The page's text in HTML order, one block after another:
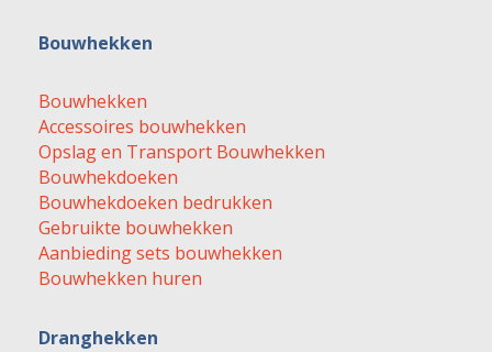
Bouwhekken
Bouwhekken
Accessoires bouwhekken
Opslag en Transport Bouwhekken
Bouwhekdoeken
Bouwhekdoeken bedrukken
Gebruikte bouwhekken
Aanbieding sets bouwhekken
Bouwhekken huren
Dranghekken